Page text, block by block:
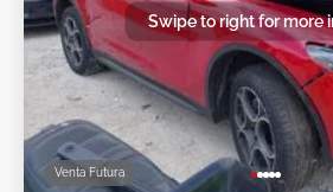
Venta Futura
Swipe to right for more